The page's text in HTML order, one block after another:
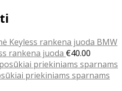
BMW
rankena juoda €40.00
priekiniams sparnams